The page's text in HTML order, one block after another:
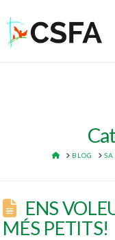
HOME
BLOG
ENS
MÉS PETITS!